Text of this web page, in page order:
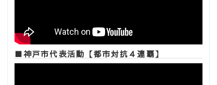
■神戸市代表活動【都市対抗４連覇】